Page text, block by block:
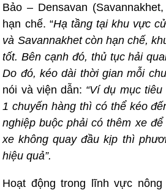
Bảo – Densavan
hạn chế. “Hạ tầng tại khu vực
và Savannakhet còn hạn chế,
tốt. Bên cạnh đó, thủ tục hải
Do đó, kéo dài thời gian mỗi
nói và viện dẫn: “Ví dụ mục
1 chuyến hàng thì có thể kéo
nghiệp buộc phải có thêm xe
xe không quay đầu kịp thì
hiệu quả”.
Hoạt động trong lĩnh vực